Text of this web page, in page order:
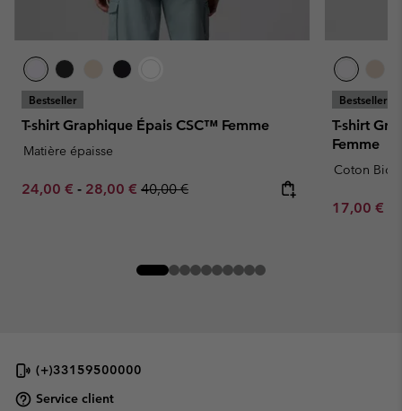
Bestseller
T-shirt Graphique Épais CSC™ Femme
Matière épaisse
Minimum sale price:
24,00 € - Maximum sale price:
28,00 € Regular price:
40,00 €
Bestseller
T-shirt
Femme
Coton Bio
Minimum
17,00 €
(+)33159500000
Service client